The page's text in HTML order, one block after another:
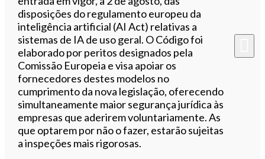
disposições do regulamento europeu da
inteligência artificial (AI Act) relativas a
sistemas de IA de uso geral. O Código foi
elaborado por peritos designados pela
Comissão Europeia e visa apoiar os
fornecedores destes modelos no
cumprimento da nova legislação, oferecendo
simultaneamente maior segurança jurídica às
empresas que aderirem voluntariamente. As
que optarem por não o fazer, estarão sujeitas
a inspeções mais rigorosas.